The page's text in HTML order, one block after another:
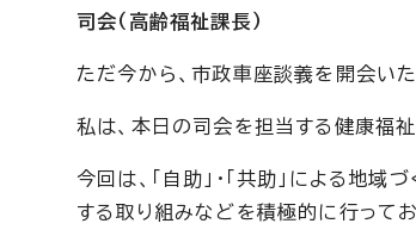
司会（高齢福祉課長）
ただ今から、市政車座談義を開会いた
私は、本日の司会を担当する健康福
今回は、「自助」・「共助」による地
する取り組みなどを積極的に行って